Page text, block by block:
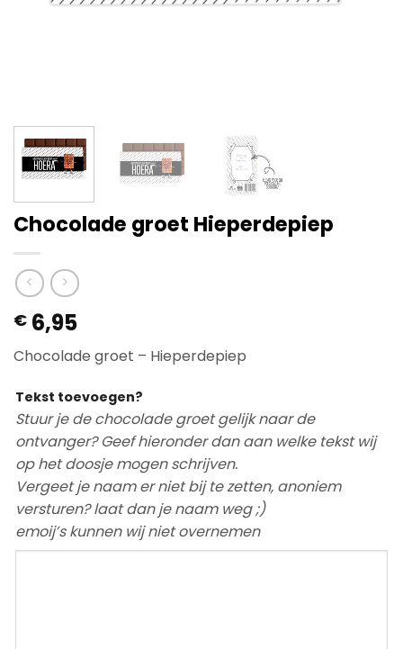
Chocolade groet Hieperdepiep
€ 6,95
Chocolade groet – Hieperdepiep
Tekst toevoegen?
Stuur je de chocolade groet gelijk naar de
ontvanger? Geef hieronder dan aan welke tekst wij
op het doosje mogen schrijven.
Vergeet je naam er niet bij te zetten, anoniem
versturen? laat dan je naam weg ;)
emoij’s kunnen wij niet overnemen